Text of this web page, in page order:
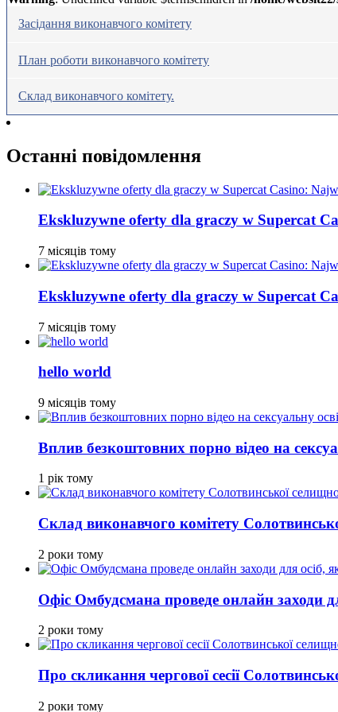
Засідання виконавчого комітету
План роботи виконавчого комітету
Склад виконавчого комітету.
Останні повідомлення
Ekskluzywne oferty dla graczy w Supercat
7 місяців тому
Ekskluzywne oferty dla graczy w Supercat
7 місяців тому
hello world
9 місяців тому
Вплив безкоштовних порно відео на
1 рік тому
Склад виконавчого комітету
2 роки тому
Офіс Омбудсмана проведе онлайн заходи
2 роки тому
Про скликання чергової сесії
2 роки тому